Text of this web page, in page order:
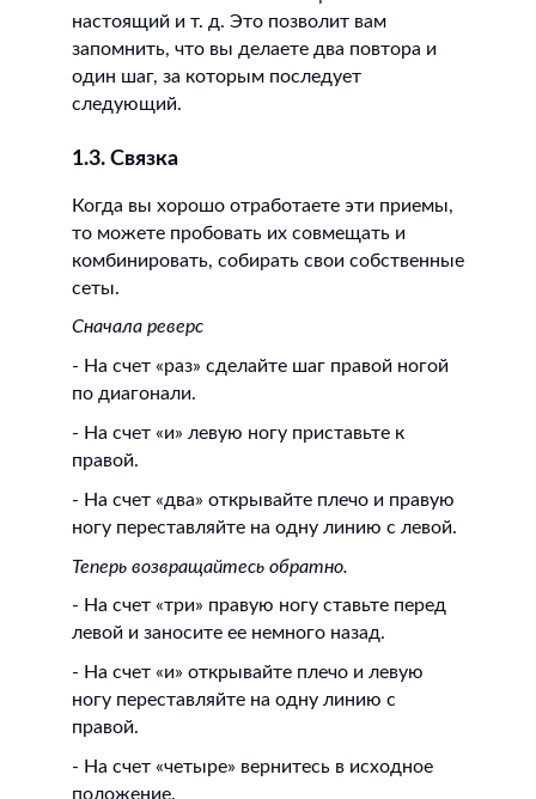
настоящий и т. д. Это позволит вам
запомнить, что вы делаете два повтора и
один шаг, за которым последует
следующий.
1.3. Связка
Когда вы хорошо отработаете эти приемы,
то можете пробовать их совмещать и
комбинировать, собирать свои собственные
сеты.
Сначала реверс
- На счет «раз» сделайте шаг правой ногой
по диагонали.
- На счет «и» левую ногу приставьте к
правой.
- На счет «два» открывайте плечо и правую
ногу переставляйте на одну линию с левой.
Теперь возвращайтесь обратно.
- На счет «три» правую ногу ставьте перед
левой и заносите ее немного назад.
- На счет «и» открывайте плечо и левую
ногу переставляйте на одну линию с
правой.
- На счет «четыре» вернитесь в исходное
положение.